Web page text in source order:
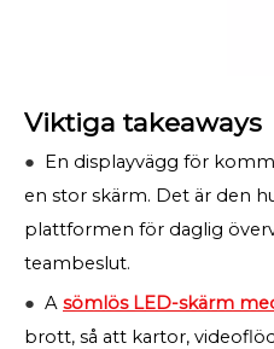
Viktiga takeaways
● En displayvägg för
en stor skärm. Det är den
plattformen för daglig
teambeslut.
● A sömlös LED-skärm
brott, så att kartor,